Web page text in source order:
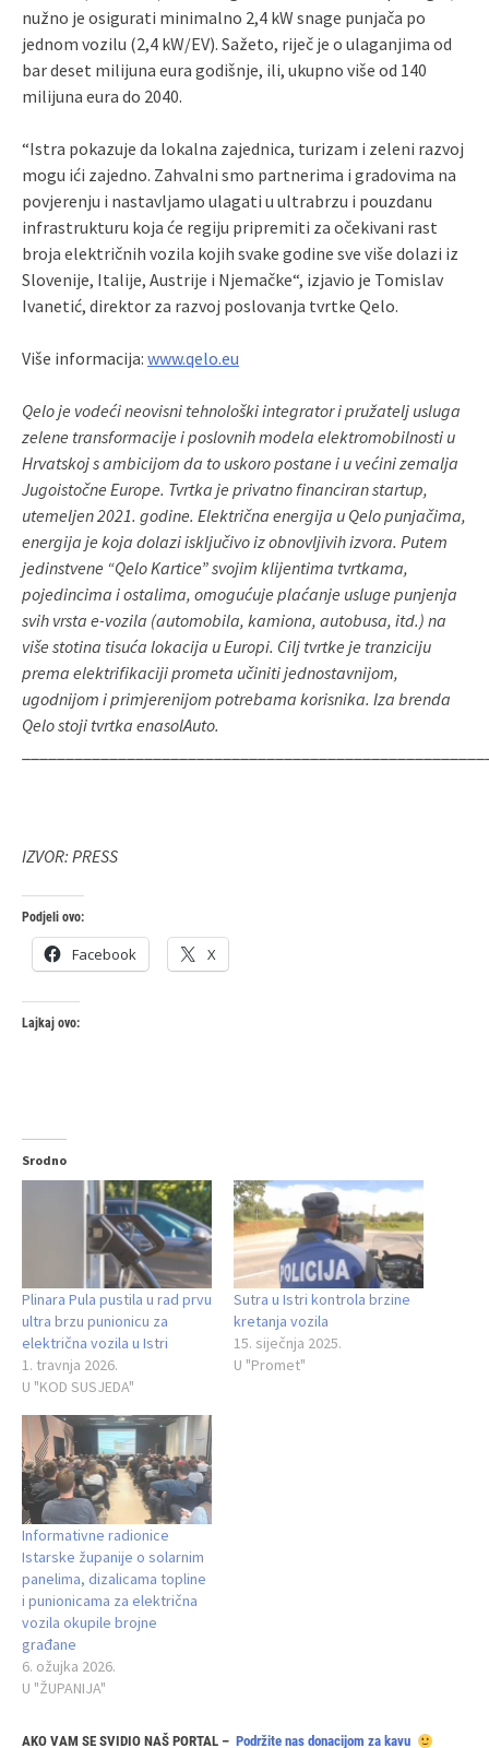
nužno je osigurati minimalno 2,4 kW snage punjača po
jednom vozilu (2,4 kW/EV). Sažeto, riječ je o ulaganjima od
bar deset milijuna eura godišnje, ili, ukupno više od 140
milijuna eura do 2040.
“Istra pokazuje da lokalna zajednica, turizam i zeleni razvoj
mogu ići zajedno. Zahvalni smo partnerima i gradovima na
povjerenju i nastavljamo ulagati u ultrabrzu i pouzdanu
infrastrukturu koja će regiju pripremiti za očekivani rast
broja električnih vozila kojih svake godine sve više dolazi iz
Slovenije, Italije, Austrije i Njemačke“, izjavio je Tomislav
Ivanetić, direktor za razvoj poslovanja tvrtke Qelo.
Više informacija: www.qelo.eu
Qelo je vodeći neovisni tehnološki integrator i pružatelj usluga
zelene transformacije i poslovnih modela elektromobilnosti u
Hrvatskoj s ambicijom da to uskoro postane i u većini zemalja
Jugoistočne Europe. Tvrtka je privatno financiran startup,
utemeljen 2021. godine. Električna energija u Qelo punjačima,
energija je koja dolazi isključivo iz obnovljivih izvora. Putem
jedinstvene “Qelo Kartice” svojim klijentima tvrtkama,
pojedincima i ostalima, omogućuje plaćanje usluge punjenja
svih vrsta e-vozila (automobila, kamiona, autobusa, itd.) na
više stotina tisuća lokacija u Europi. Cilj tvrtke je tranziciju
prema elektrifikaciji prometa učiniti jednostavnijom,
ugodnijom i primjerenijom potrebama korisnika. Iza brenda
Qelo stoji tvrtka enasolAuto.
IZVOR: PRESS
Podjeli ovo:
Facebook X
Lajkaj ovo:
Srodno
Plinara Pula pustila u rad prvu
ultra brzu punionicu za
električna vozila u Istri
1. travnja 2026.
U "KOD SUSJEDA"
Sutra u Istri kontrola brzine
kretanja vozila
15. siječnja 2025.
U "Promet"
Informativne radionice
Istarske županije o solarnim
panelima, dizalicama topline
i punionicama za električna
vozila okupile brojne
građane
6. ožujka 2026.
U "ŽUPANIJA"
AKO VAM SE SVIDIO NAŠ PORTAL – Podržite nas donacijom za kavu